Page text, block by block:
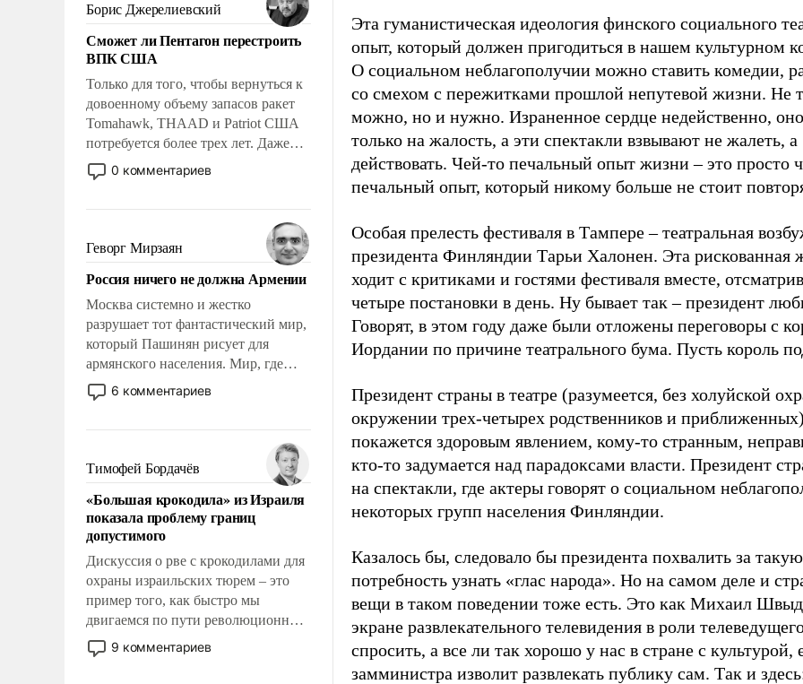
Борис Джерелиевский
Сможет ли Пентагон перестроить
ВПК США
Только для того, чтобы вернуться к
довоенному объему запасов ракет
Tomahawk, THAAD и Patriot США
потребуется более трех лет. Даже
небольшая война с Ираном
опустошила американские
уязвимости США, например, перед
Китаем.
0 комментариев
Геворг Мирзаян
Россия ничего не должна Армении
Москва системно и жестко
разрушает тот фантастический мир,
который Пашинян рисует для
армянского населения. Мир, где
этому населению все должны
просто по определению, где его
беспрекословно оплачиваться за
счет российских
налогоплательщиков и где за свои
поступки не нужно отвечать.
6 комментариев
Тимофей Бордачёв
«Большая крокодила» из Израиля
показала проблему границ
допустимого
Дискуссия о рве с крокодилами для
охраны израильских тюрем – это
пример того, как быстро мы
двигаемся по пути революционных
изменений. То, что несколько лет
назад было образом для
9 комментариев
Эта гуманистическая идеология финского социального
опыт, который должен пригодиться в нашем культурном
О социальном неблагополучии можно ставить комедии,
со смехом с пережитками прошлой непутевой жизни. Не
можно, но и нужно. Израненное сердце недейственно,
только на жалость, а эти спектакли взвывают не жалеть, а
действовать. Чей-то печальный опыт жизни – это просто
печальный опыт, который никому больше не стоит
Особая прелесть фестиваля в Тампере – театральная
президента Финляндии Тарьи Халонен. Эта рискованная
ходит с критиками и гостями фестиваля вместе,
четыре постановки в день. Ну бывает так – президент
Говорят, в этом году даже были отложены переговоры с
Иордании по причине театрального бума. Пусть король
Президент страны в театре (разумеется, без холуйской
окружении трех-четырех родственников и
покажется здоровым явлением, кому-то странным,
кто-то задумается над парадоксами власти. Президент
на спектакли, где актеры говорят о социальном
некоторых групп населения Финляндии.
Казалось бы, следовало бы президента похвалить за такую
потребность узнать «глас народа». Но на самом деле и
вещи в таком поведении тоже есть. Это как Михаил
экране развлекательного телевидения в роли
спросить, а все ли так хорошо у нас в стране с культурой,
замминистра изволит развлекать публику сам. Так и